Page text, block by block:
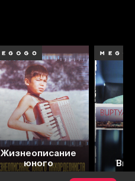
Жизнеописание
юного
аккордеониста
7.4 6.4